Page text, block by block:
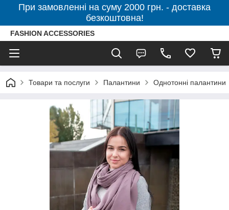
При замовленні на суму 2000 грн. - доставка
безкоштовна!
FASHION ACCESSORIES
Товари та послуги Палантини Однотонні палантини